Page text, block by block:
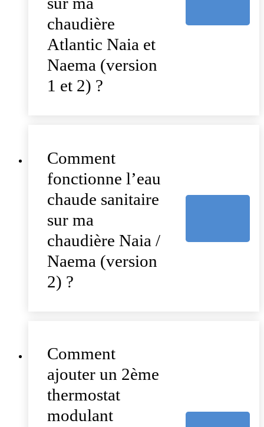
chaudière
Atlantic Naia et
Naema (version
1 et 2) ?
Comment
fonctionne l’eau
chaude sanitaire
sur ma
chaudière Naia /
Naema (version
2) ?
Comment
ajouter un 2ème
thermostat
modulant